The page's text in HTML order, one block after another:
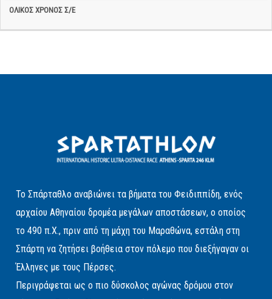
Το Σπάρταθλο αναβιώνει τα βήματα του Φειδιππίδη, ενός
αρχαίου Αθηναίου δρομέα μεγάλων αποστάσεων, ο οποίος
το 490 π.Χ., πριν από τη μάχη του Μαραθώνα, εστάλη στη
Σπάρτη να ζητήσει βοήθεια στον πόλεμο που διεξήγαγαν οι
Έλληνες με τους Πέρσες.
Περιγράφεται ως ο πιο δύσκολος αγώνας δρόμου στον